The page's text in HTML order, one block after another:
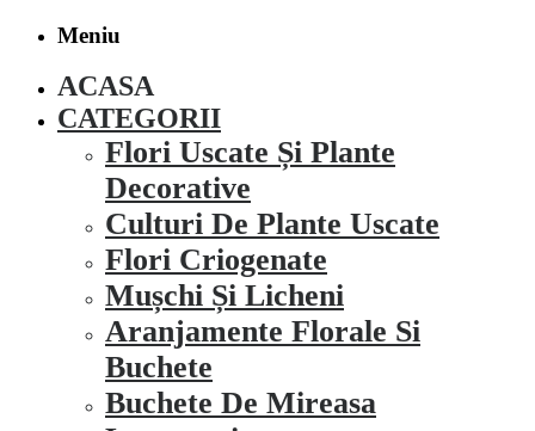
Meniu
ACASA
CATEGORII
Flori Uscate Și Plante
Decorative
Culturi De Plante Uscate
Flori Criogenate
Mușchi Și Licheni
Aranjamente Florale Si
Buchete
Buchete De Mireasa